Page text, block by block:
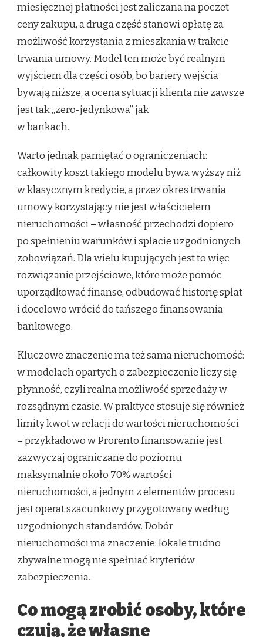
miesięcznej płatności jest zaliczana na poczet
ceny zakupu, a druga część stanowi opłatę za
możliwość korzystania z mieszkania w trakcie
trwania umowy. Model ten może być realnym
wyjściem dla części osób, bo bariery wejścia
bywają niższe, a ocena sytuacji klienta nie zawsze
jest tak „zero-jedynkowa” jak
w bankach.
Warto jednak pamiętać o ograniczeniach:
całkowity koszt takiego modelu bywa wyższy niż
w klasycznym kredycie, a przez okres trwania
umowy korzystający nie jest właścicielem
nieruchomości – własność przechodzi dopiero
po spełnieniu warunków i spłacie uzgodnionych
zobowiązań. Dla wielu kupujących jest to więc
rozwiązanie przejściowe, które może pomóc
uporządkować finanse, odbudować historię spłat
i docelowo wrócić do tańszego finansowania
bankowego.
Kluczowe znaczenie ma też sama nieruchomość:
w modelach opartych o zabezpieczenie liczy się
płynność, czyli realna możliwość sprzedaży w
rozsądnym czasie. W praktyce stosuje się również
limity kwot w relacji do wartości nieruchomości
– przykładowo w Prorento finansowanie jest
zazwyczaj ograniczane do poziomu
maksymalnie około 70% wartości
nieruchomości, a jednym z elementów procesu
jest operat szacunkowy przygotowany według
uzgodnionych standardów. Dobór
nieruchomości ma znaczenie: lokale trudno
zbywalne mogą nie spełniać kryteriów
zabezpieczenia.
Co mogą zrobić osoby, które
czują, że własne